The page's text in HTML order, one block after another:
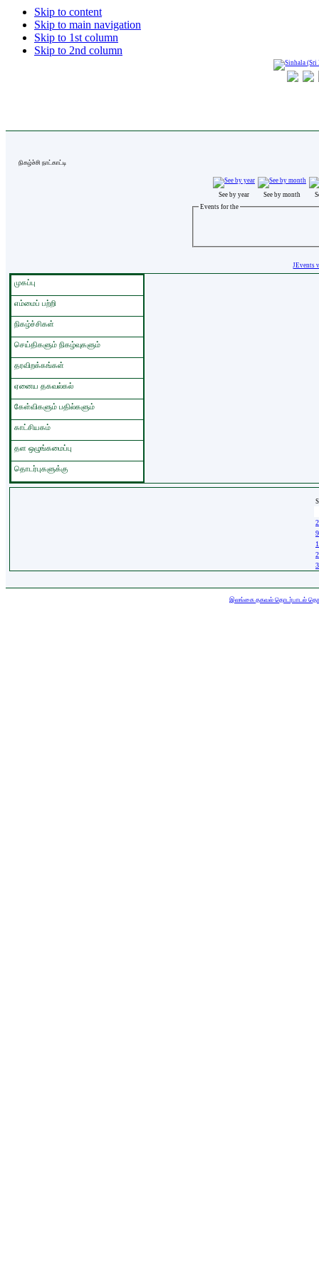
Skip to content
Skip to main navigation
Skip to 1st column
Skip to 2nd column
நிகழ்ச்சி நாட்காட்டி
See by year See by month
Events for the
JEvents
முகப்பு
எம்மைப் பற்றி
நிகழ்ச்சிகள்
செய்திகளும் நிகழ்வுகளும்
தரவிறக்கங்கள்
ஏனைய தகவல்கல்
கேள்விகளும் பதில்களும்
காட்சியகம்
தள ஒழுங்கமைப்பு
தொடர்புகளுக்கு
S
2
9
இலங்கை தகவல் தொடர்பாடல்